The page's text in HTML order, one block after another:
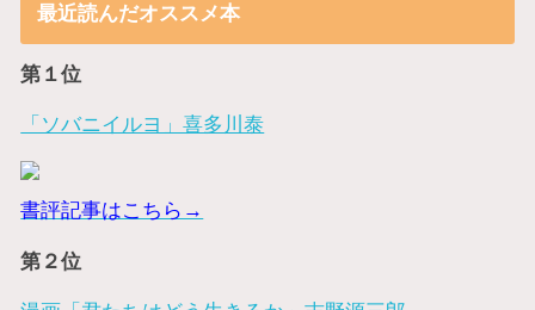
最近読んだオススメ本
第１位
「ソバニイルヨ」喜多川泰
書評記事はこちら→
第２位